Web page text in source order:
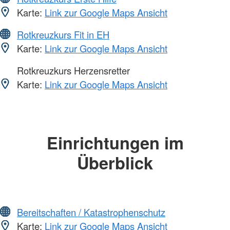
Karte: Link zur Google Maps Ansicht
Rotkreuzkurs Fit in EH
Karte: Link zur Google Maps Ansicht
Rotkreuzkurs Herzensretter
Karte: Link zur Google Maps Ansicht
Einrichtungen im
Überblick
Bereitschaften / Katastrophenschutz
Karte: Link zur Google Maps Ansicht